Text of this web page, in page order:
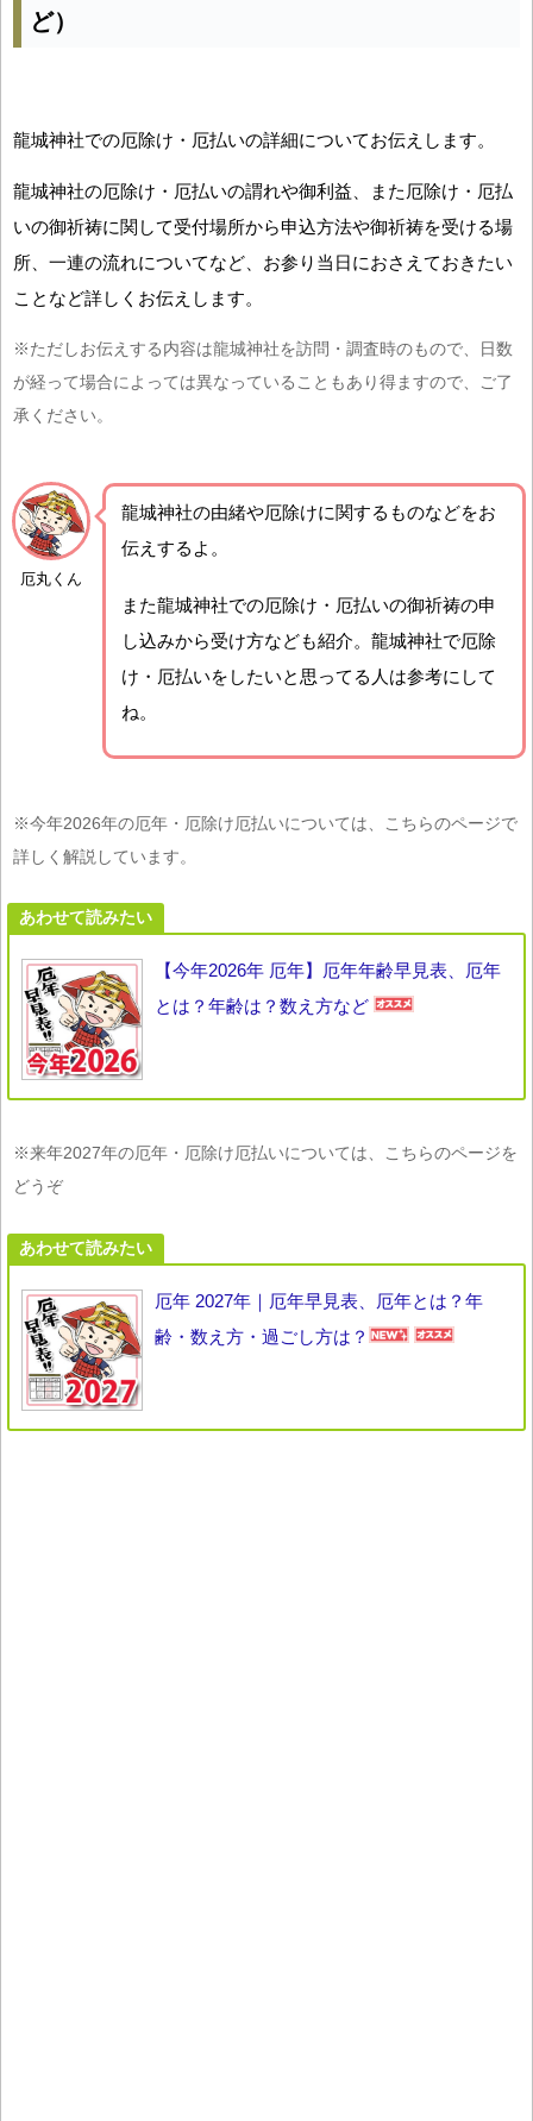
ど）
龍城神社での厄除け・厄払いの詳細についてお伝えします。
龍城神社の厄除け・厄払いの謂れや御利益、また厄除け・厄払
いの御祈祷に関して受付場所から申込方法や御祈祷を受ける場
所、一連の流れについてなど、お参り当日におさえておきたい
ことなど詳しくお伝えします。
※ただしお伝えする内容は龍城神社を訪問・調査時のもので、日数
が経って場合によっては異なっていることもあり得ますので、ご了
承ください。
厄丸くん
龍城神社の由緒や厄除けに関するものなどをお
伝えするよ。
また龍城神社での厄除け・厄払いの御祈祷の申
し込みから受け方なども紹介。龍城神社で厄除
け・厄払いをしたいと思ってる人は参考にして
ね。
※今年2026年の厄年・厄除け厄払いについては、こちらのページで
詳しく解説しています。
あわせて読みたい
【今年2026年 厄年】厄年年齢早見表、厄年
とは？年齢は？数え方など
※来年2027年の厄年・厄除け厄払いについては、こちらのページを
どうぞ
あわせて読みたい
厄年 2027年｜厄年早見表、厄年とは？年
齢・数え方・過ごし方は？